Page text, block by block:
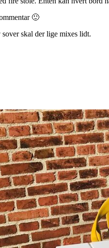
🙂
skal der lige mixes lidt.